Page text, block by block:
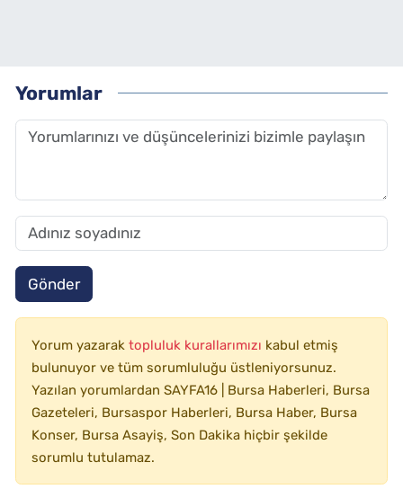
Yorumlar
Gönder
Yorum yazarak topluluk kurallarımızı kabul etmiş
bulunuyor ve tüm sorumluluğu üstleniyorsunuz.
Yazılan yorumlardan SAYFA16 | Bursa Haberleri, Bursa
Gazeteleri, Bursaspor Haberleri, Bursa Haber, Bursa
Konser, Bursa Asayiş, Son Dakika hiçbir şekilde
sorumlu tutulamaz.